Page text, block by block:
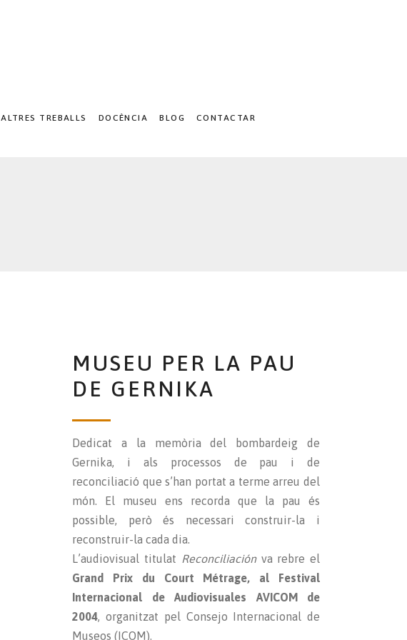
ALTRES TREBALLS DOCÈNCIA BLOG CONTACTAR
MUSEU PER LA PAU
DE GERNIKA
Dedicat a la memòria del bombardeig de
Gernika, i als processos de pau i de
reconciliació que s’han portat a terme arreu del
món. El museu ens recorda que la pau és
possible, però és necessari construir-la i
reconstruir-la cada dia.
L’audiovisual titulat Reconciliaciónva rebre el
Grand Prix du Court Métrage, al Festival
Internacional de Audiovisuales AVICOM de
2004, organitzat pel Consejo Internacional de
Museos (ICOM).